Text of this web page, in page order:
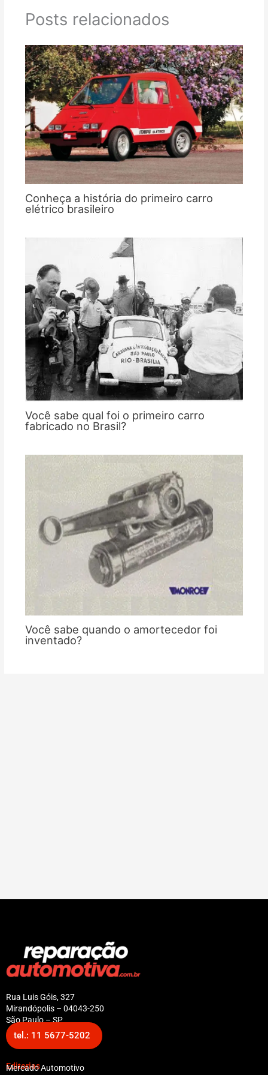
Posts relacionados
Conheça a história do primeiro carro
elétrico brasileiro
Você sabe qual foi o primeiro carro
fabricado no Brasil?
Você sabe quando o amortecedor foi
inventado?
Rua Luis Góis, 327
Mirandópolis – 04043-250
São Paulo – SP
tel.: 11 5677-5202
Editorias
Mercado Automotivo